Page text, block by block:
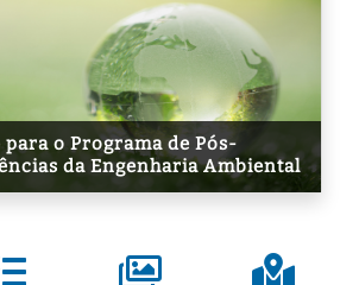
o Programa de Pós-
da Engenharia Ambiental